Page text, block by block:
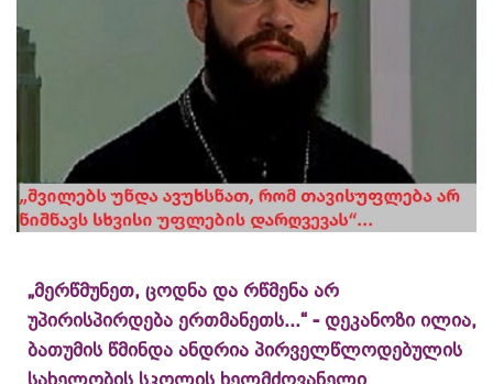
„მერწმუნეთ, ცოდნა და რწმენა არ
უპირისპირდება ერთმანეთს...“ - დეკანოზი ილია,
ბათუმის წმინდა ანდრია პირველწლოდებულის
სახელობის სკოლის ხელმძღვანელი